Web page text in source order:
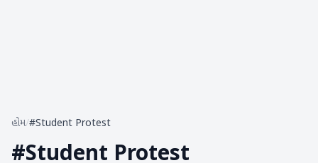
હોમ/#Student Protest
#Student Protest